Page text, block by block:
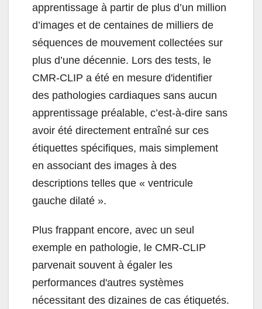
apprentissage à partir de plus d’un million
d’images et de centaines de milliers de
séquences de mouvement collectées sur
plus d’une décennie. Lors des tests, le
CMR-CLIP a été en mesure d'identifier
des pathologies cardiaques sans aucun
apprentissage préalable, c’est-à-dire sans
avoir été directement entraîné sur ces
étiquettes spécifiques, mais simplement
en associant des images à des
descriptions telles que « ventricule
gauche dilaté ».
Plus frappant encore, avec un seul
exemple en pathologie, le CMR-CLIP
parvenait souvent à égaler les
performances d'autres systèmes
nécessitant des dizaines de cas étiquetés.